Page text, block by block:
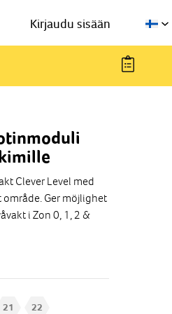
Kirjaudu sisään
Clever Level med
område. Ger möjlighet
i Zon 0, 1, 2 &
21 22